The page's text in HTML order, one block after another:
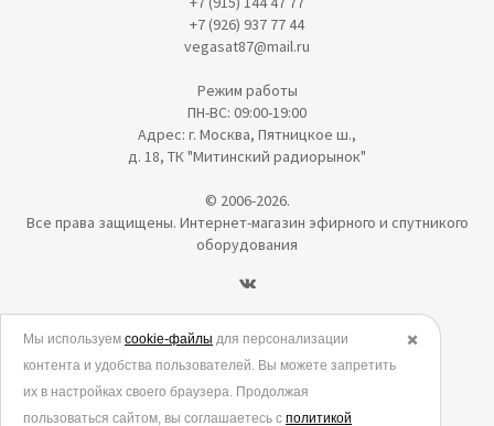
+7 (926) 937 77 44
vegasat87@mail.ru
Режим работы
ПН-ВС: 09:00-19:00
Адрес: г. Москва, Пятницкое ш.,
д. 18, ТК "Митинский радиорынок"
© 2006-2026.
Все права защищены. Интернет-магазин эфирного и спутникого
оборудования
Политика в отношении обработки персональных данных
Согласие на обработку персональных данных
Согласие на обработку данных метрическими программами
✖️
Мы используем cookie-файлы для персонализации
контента и удобства пользователей. Вы можете запретить
их в настройках своего браузера. Продолжая
пользоваться сайтом, вы соглашаетесь с политикой